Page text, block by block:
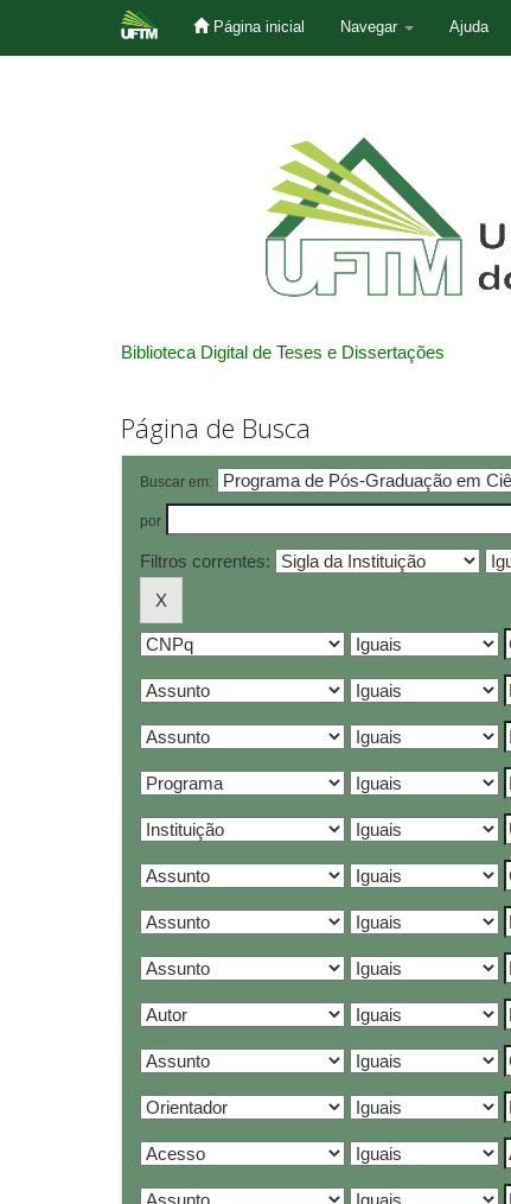
Página inicial Navegar Ajuda
Biblioteca Digital de Teses e Dissertações
Página de Busca
Buscar em:
por
Filtros correntes: